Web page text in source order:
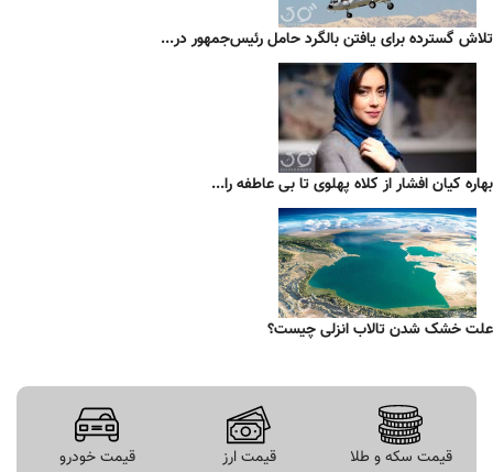
تلاش گسترده برای یافتن بالگرد حامل رئیس‌جمهور در...
بهاره کیان افشار از کلاه پهلوی تا بی عاطفه را...
علت خشک شدن تالاب انزلی چیست؟
قیمت سکه و طلا قیمت ارز قیمت خودرو